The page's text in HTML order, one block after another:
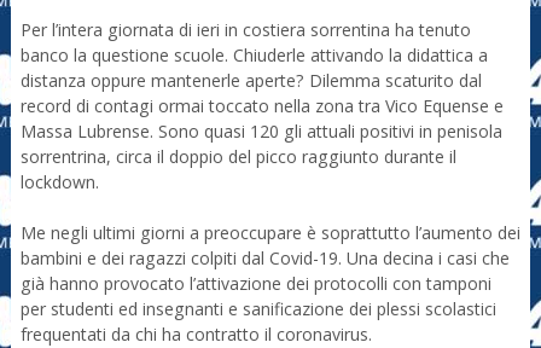
Per l’intera giornata di ieri in costiera sorrentina ha tenuto
banco la questione scuole. Chiuderle attivando la didattica a
distanza oppure mantenerle aperte? Dilemma scaturito dal
record di contagi ormai toccato nella zona tra Vico Equense e
Massa Lubrense. Sono quasi 120 gli attuali positivi in penisola
sorrentrina, circa il doppio del picco raggiunto durante il
lockdown.
Me negli ultimi giorni a preoccupare è soprattutto l’aumento dei
bambini e dei ragazzi colpiti dal Covid-19. Una decina i casi che
già hanno provocato l’attivazione dei protocolli con tamponi
per studenti ed insegnanti e sanificazione dei plessi scolastici
frequentati da chi ha contratto il coronavirus.